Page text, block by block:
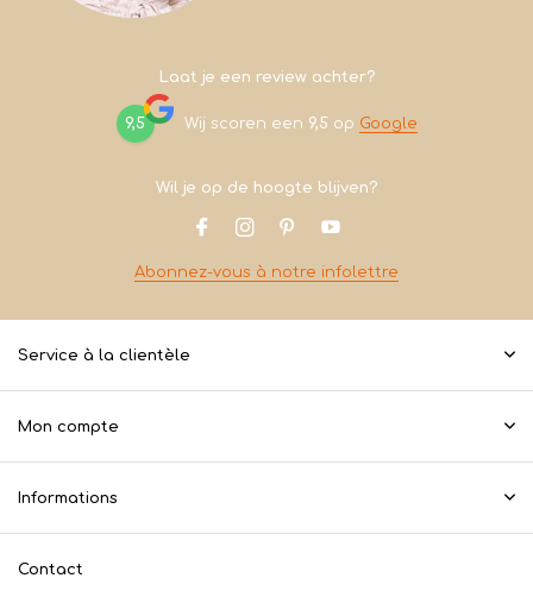
Laat je een review achter?
9,5 Wij scoren een 9,5 op Google
Wil je op de hoogte blijven?
Abonnez-vous à notre infolettre
Service à la clientèle
Mon compte
Informations
Contact